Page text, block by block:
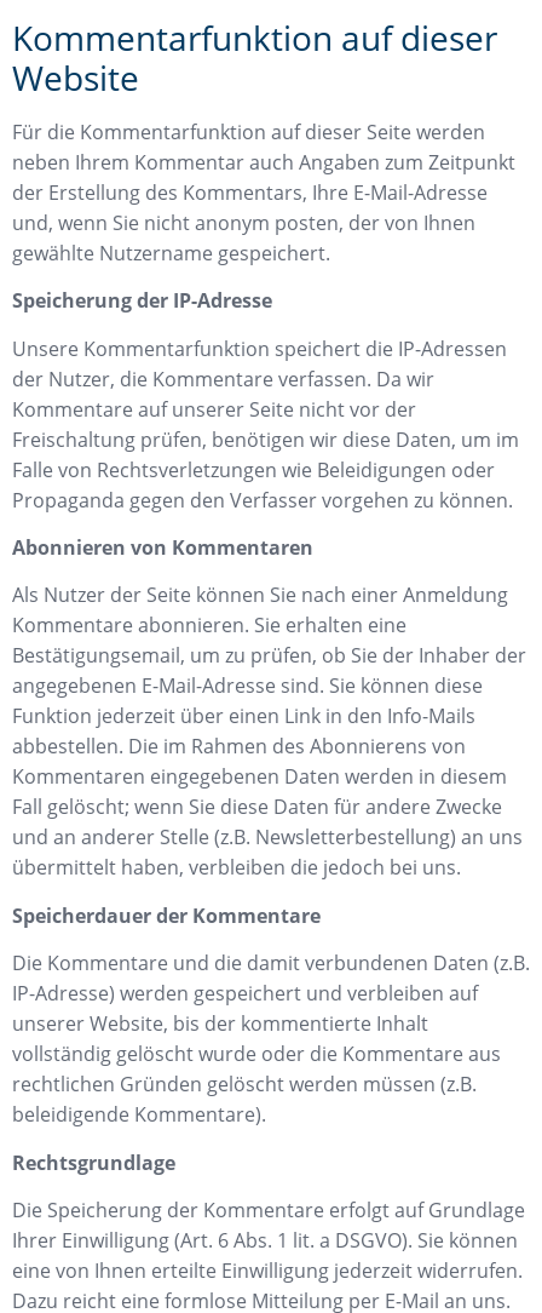
Kommentarfunktion auf dieser
Website
Für die Kommentarfunktion auf dieser Seite werden
neben Ihrem Kommentar auch Angaben zum Zeitpunkt
der Erstellung des Kommentars, Ihre E-Mail-Adresse
und, wenn Sie nicht anonym posten, der von Ihnen
gewählte Nutzername gespeichert.
Speicherung der IP-Adresse
Unsere Kommentarfunktion speichert die IP-Adressen
der Nutzer, die Kommentare verfassen. Da wir
Kommentare auf unserer Seite nicht vor der
Freischaltung prüfen, benötigen wir diese Daten, um im
Falle von Rechtsverletzungen wie Beleidigungen oder
Propaganda gegen den Verfasser vorgehen zu können.
Abonnieren von Kommentaren
Als Nutzer der Seite können Sie nach einer Anmeldung
Kommentare abonnieren. Sie erhalten eine
Bestätigungsemail, um zu prüfen, ob Sie der Inhaber der
angegebenen E-Mail-Adresse sind. Sie können diese
Funktion jederzeit über einen Link in den Info-Mails
abbestellen. Die im Rahmen des Abonnierens von
Kommentaren eingegebenen Daten werden in diesem
Fall gelöscht; wenn Sie diese Daten für andere Zwecke
und an anderer Stelle (z.B. Newsletterbestellung) an uns
übermittelt haben, verbleiben die jedoch bei uns.
Speicherdauer der Kommentare
Die Kommentare und die damit verbundenen Daten (z.B.
IP-Adresse) werden gespeichert und verbleiben auf
unserer Website, bis der kommentierte Inhalt
vollständig gelöscht wurde oder die Kommentare aus
rechtlichen Gründen gelöscht werden müssen (z.B.
beleidigende Kommentare).
Rechtsgrundlage
Die Speicherung der Kommentare erfolgt auf Grundlage
Ihrer Einwilligung (Art. 6 Abs. 1 lit. a DSGVO). Sie können
eine von Ihnen erteilte Einwilligung jederzeit widerrufen.
Dazu reicht eine formlose Mitteilung per E-Mail an uns.